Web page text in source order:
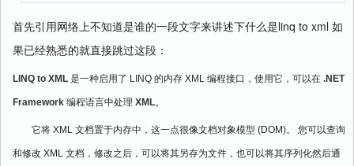
首先引用网络上不知道是谁的一段文字来讲述下什么是linq to xml 如
果已经熟悉的就直接跳过这段：
LINQ to XML 是一种启用了 LINQ 的内存 XML 编程接口，使用它，可以在 .NET
Framework 编程语言中处理 XML。
它将 XML 文档置于内存中，这一点很像文档对象模型 (DOM)。 您可以查询
和修改 XML 文档，修改之后，可以将其另存为文件，也可以将其序列化然后通